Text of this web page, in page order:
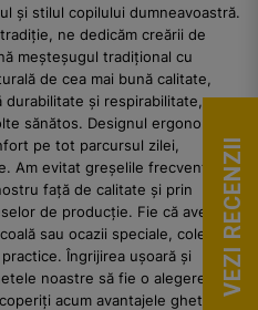
și stilul copilului dumneavoastră.
ne dedicăm creării de
meșteșugul tradițional cu
de cea mai bună calitate,
și respirabilitate,
sănătos. Designul ergonomic și
pe tot parcursul zilei,
Am evitat greșelile frecvente ale
față de calitate și prin
de producție. Fie că aveți
sau ocazii speciale, colecția
Îngrijirea ușoară și
noastre să fie o alegere
acum avantajele ghetelelor
VEZI RECENZII